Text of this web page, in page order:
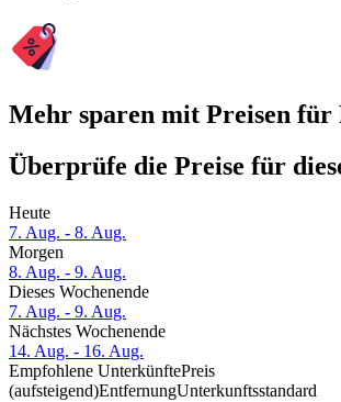
Mehr sparen mit Preisen
Überprüfe die Preise für
Heute
7. Aug. - 8. Aug.
Morgen
8. Aug. - 9. Aug.
Dieses Wochenende
7. Aug. - 9. Aug.
Nächstes Wochenende
14. Aug. - 16. Aug.
Empfohlene UnterkünftePreis
(aufsteigend)EntfernungUnterkunftsstandard